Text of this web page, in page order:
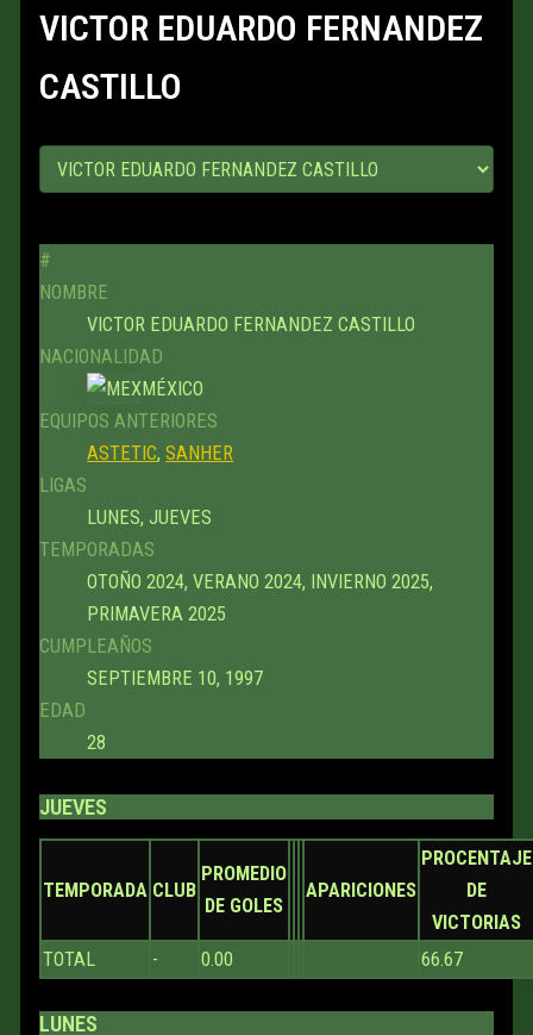
VICTOR EDUARDO FERNANDEZ
CASTILLO
#
NOMBRE
VICTOR EDUARDO FERNANDEZ CASTILLO
NACIONALIDAD
MÉXICO
EQUIPOS ANTERIORES
ASTETIC,SANHER
LIGAS
LUNES, JUEVES
TEMPORADAS
OTOÑO 2024, VERANO 2024, INVIERNO 2025,
PRIMAVERA 2025
CUMPLEAÑOS
SEPTIEMBRE 10, 1997
EDAD
28
JUEVES
TEMPORADA CLUB
PROMEDIO
DE GOLES
APARICIONES
PROCENTAJE
DE
VICTORIAS
TOTAL
- 0.00 66.67
LUNES